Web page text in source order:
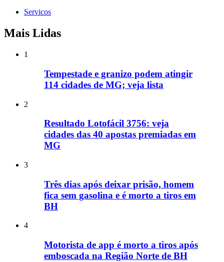
Servicos
Mais Lidas
1
Tempestade e granizo podem atingir
114 cidades de MG; veja lista
2
Resultado Lotofácil 3756: veja
cidades das 40 apostas premiadas em
MG
3
Três dias após deixar prisão, homem
fica sem gasolina e é morto a tiros em
BH
4
Motorista de app é morto a tiros após
emboscada na Região Norte de BH